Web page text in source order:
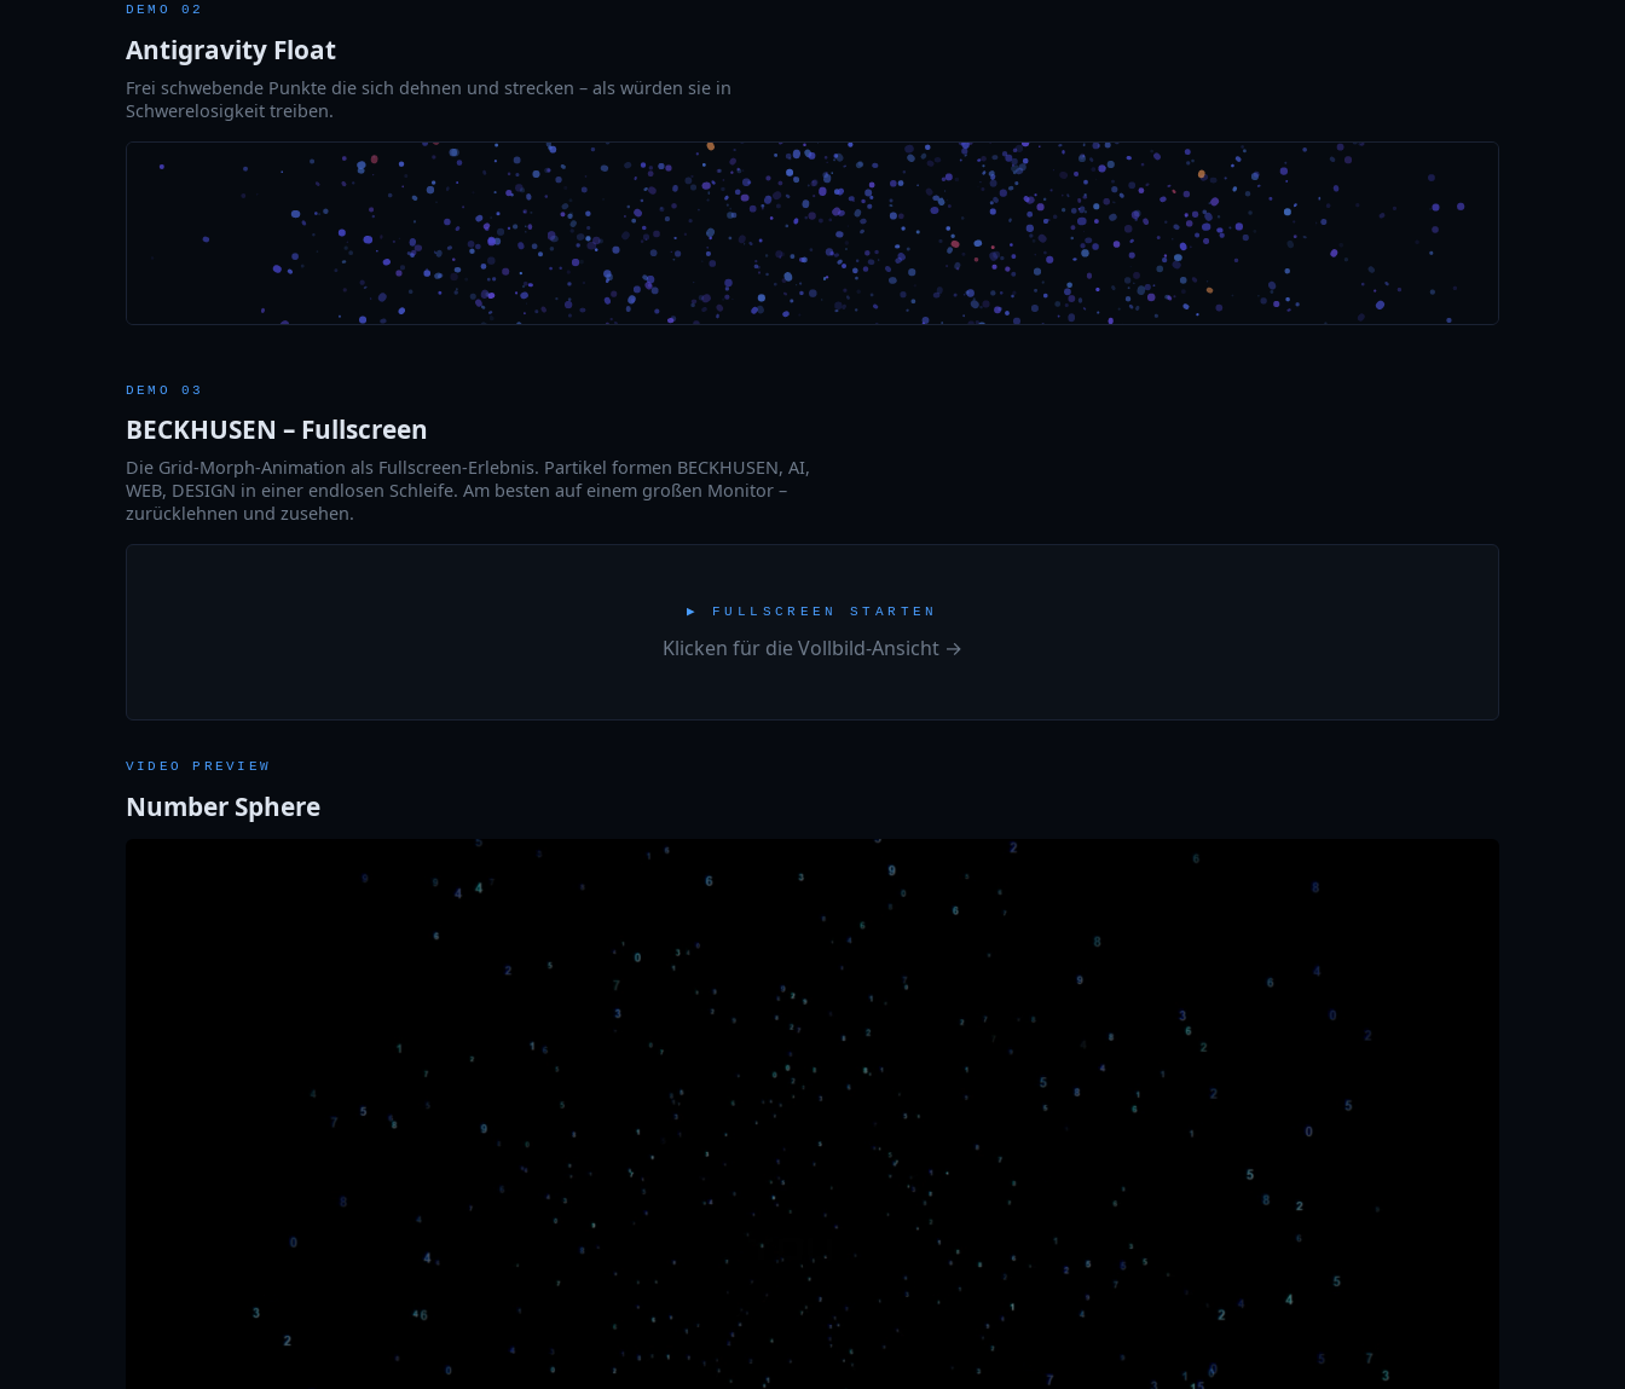
DEMO 02
Antigravity Float
Frei schwebende Punkte die sich dehnen und strecken – als würden sie in
Schwerelosigkeit treiben.
DEMO 03
BECKHUSEN – Fullscreen
Die Grid-Morph-Animation als Fullscreen-Erlebnis. Partikel formen BECKHUSEN, AI,
WEB, DESIGN in einer endlosen Schleife. Am besten auf einem großen Monitor –
zurücklehnen und zusehen.
▶ FULLSCREEN STARTEN
Klicken für die Vollbild-Ansicht →
VIDEO PREVIEW
Number Sphere